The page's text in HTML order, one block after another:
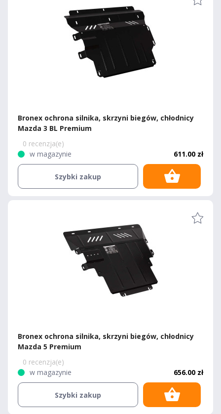
Bronex ochrona silnika, skrzyni biegów, chłodnicy
Mazda 3 BL Premium
0 recenzja(e)
w magazynie
611.00 zł
Szybki zakup
Bronex ochrona silnika, skrzyni biegów, chłodnicy
Mazda 5 Premium
0 recenzja(e)
w magazynie
656.00 zł
Szybki zakup